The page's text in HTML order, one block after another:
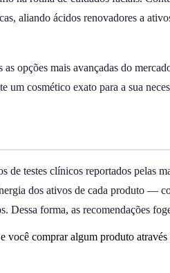
aliando ácidos renovadores a
opções mais avançadas do
cosmético exato para a sua
testes clínicos reportados pelas
dos ativos de cada produto
forma, as recomendações
você comprar algum produto